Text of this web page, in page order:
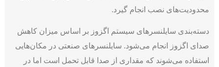
محدودیت‌های نصب انجام گیرد.
دسته‌بندی سایلنسرهای سیستم اگزوز بر اساس میزان کاهش
صدای اگزوز انجام می‌شود. سایلنسرهای صنعتی در مکان‌هایی
استفاده می‌شوند که مقداری از صدا قابل تحمل است اما در